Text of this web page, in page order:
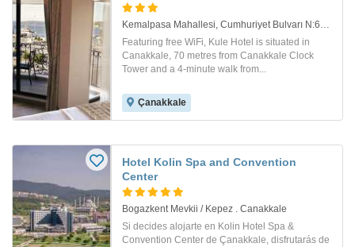
Kemalpasa Mahallesi, Cumhuriyet Bulvarı N:61/55, Merkez. Canakkale
Featuring free WiFi, Kule Hotel is situated in
Canakkale, 70 metres from Canakkale Clock
Tower and a 4-minute walk from...
Çanakkale
Hotel Kolin Spa and Convention
Center
Bogazkent Mevkii / Kepez . Canakkale
Si decides alojarte en Kolin Hotel Spa &
Convention Center de Çanakkale, disfrutarás de